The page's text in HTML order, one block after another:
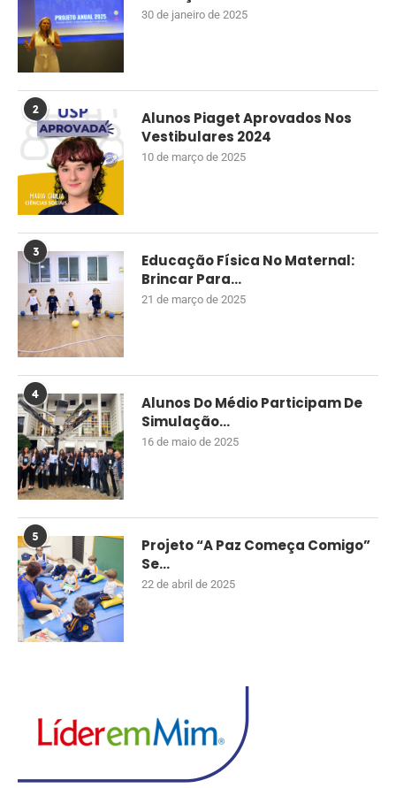
30 de janeiro de 2025
2
Alunos Piaget Aprovados Nos
Vestibulares 2024
10 de março de 2025
3
Educação Física No Maternal:
Brincar Para...
21 de março de 2025
4
Alunos Do Médio Participam De
Simulação...
16 de maio de 2025
5
Projeto “A Paz Começa Comigo”
Se...
22 de abril de 2025